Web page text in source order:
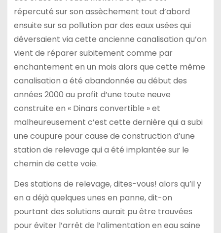
répercuté sur son assèchement tout d’abord
ensuite sur sa pollution par des eaux usées qui
déversaient via cette ancienne canalisation qu’on
vient de réparer subitement comme par
enchantement en un mois alors que cette même
canalisation a été abandonnée au début des
années 2000 au profit d’une toute neuve
construite en « Dinars convertible » et
malheureusement c’est cette dernière qui a subi
une coupure pour cause de construction d’une
station de relevage qui a été implantée sur le
chemin de cette voie.
Des stations de relevage, dites-vous! alors qu’il y
en a déjà quelques unes en panne, dit-on
pourtant des solutions aurait pu être trouvées
pour éviter l’arrêt de l’alimentation en eau saine